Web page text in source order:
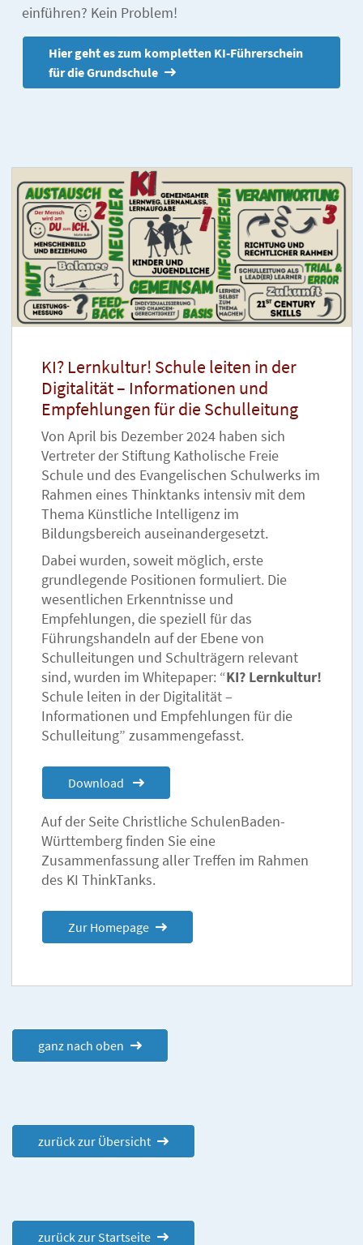
einführen? Kein Problem!
Hier geht es zum kompletten KI-Führerschein
für die Grundschule
KI? Lernkultur! Schule leiten in der
Digitalität – Informationen und
Empfehlungen für die Schulleitung
Von April bis Dezember 2024 haben sich
Vertreter der Stiftung Katholische Freie
Schule und des Evangelischen Schulwerks im
Rahmen eines Thinktanks intensiv mit dem
Thema Künstliche Intelligenz im
Bildungsbereich auseinandergesetzt.
Dabei wurden, soweit möglich, erste
grundlegende Positionen formuliert. Die
wesentlichen Erkenntnisse und
Empfehlungen, die speziell für das
Führungshandeln auf der Ebene von
Schulleitungen und Schulträgern relevant
sind, wurden im Whitepaper: “KI? Lernkultur!
Schule leiten in der Digitalität –
Informationen und Empfehlungen für die
Schulleitung” zusammengefasst.
Download
Auf der Seite Christliche SchulenBaden-
Württemberg finden Sie eine
Zusammenfassung aller Treffen im Rahmen
des KI ThinkTanks.
Zur Homepage
ganz nach oben
zurück zur Übersicht
zurück zur Startseite